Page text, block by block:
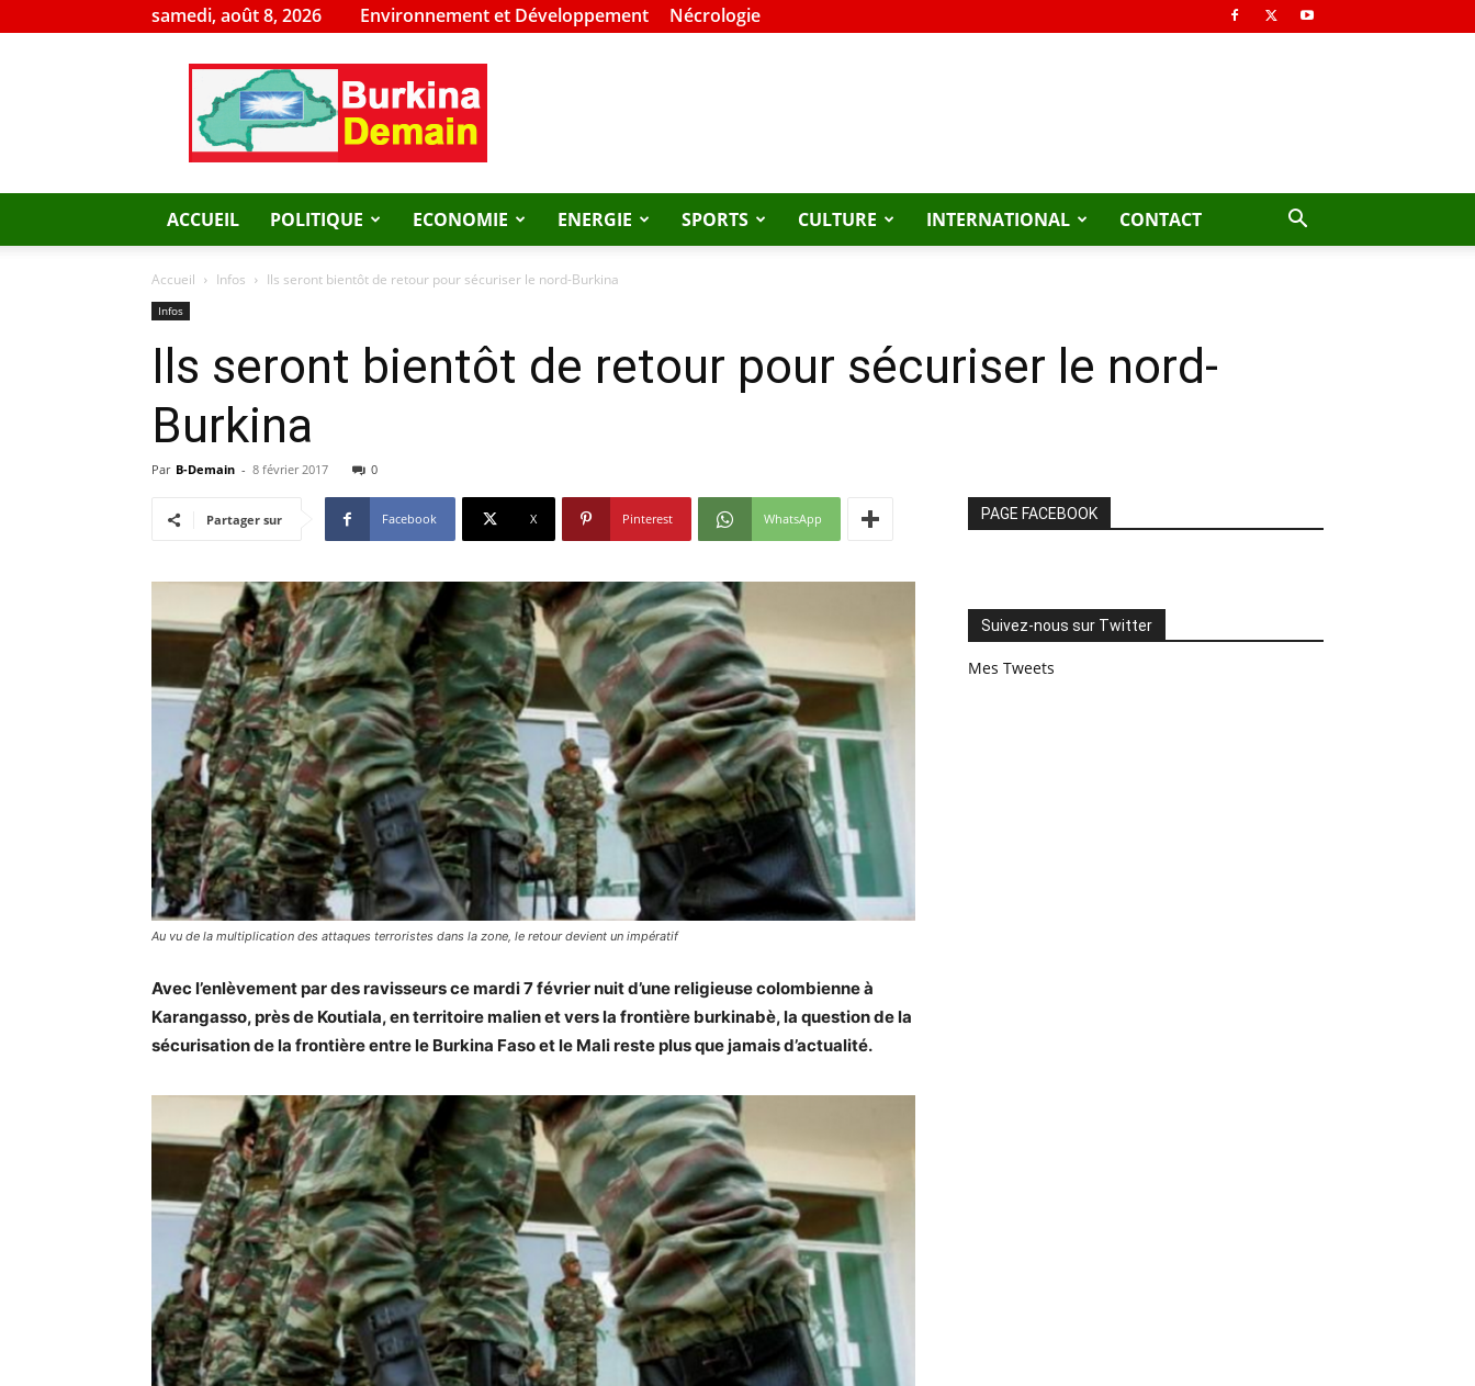
samedi, août 8, 2026 Environnement et Développement Nécrologie
Burkina
Demain
ACCUEIL POLITIQUE ECONOMIE ENERGIE SPORTS CULTURE INTERNATIONAL CONTACT
Accueil Infos Ils seront bientôt de retour pour sécuriser le nord-Burkina
Infos
Ils seront bientôt de retour pour sécuriser le nord-
Burkina
Par B-Demain - 8 février 2017 0
Partager sur Facebook X Pinterest WhatsApp
Au vu de la multiplication des attaques terroristes dans la zone, le retour devient un impératif
Avec l’enlèvement par des ravisseurs ce mardi 7 février nuit d’une religieuse colombienne à
Karangasso, près de Koutiala, en territoire malien et vers la frontière burkinabè, la question de la
sécurisation de la frontière entre le Burkina Faso et le Mali reste plus que jamais d’actualité.
PAGE FACEBOOK
Suivez-nous sur Twitter
Mes Tweets